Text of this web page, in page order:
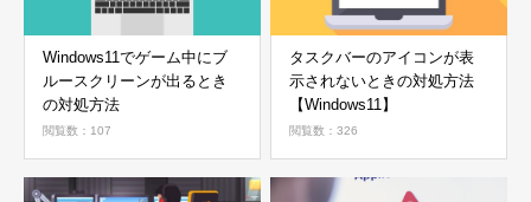
Windows11でゲーム中にブ
ルースクリーンが出るとき
の対処方法
閲覧数：107
タスクバーのアイコンが表
示されないときの対処方法
【Windows11】
閲覧数：326